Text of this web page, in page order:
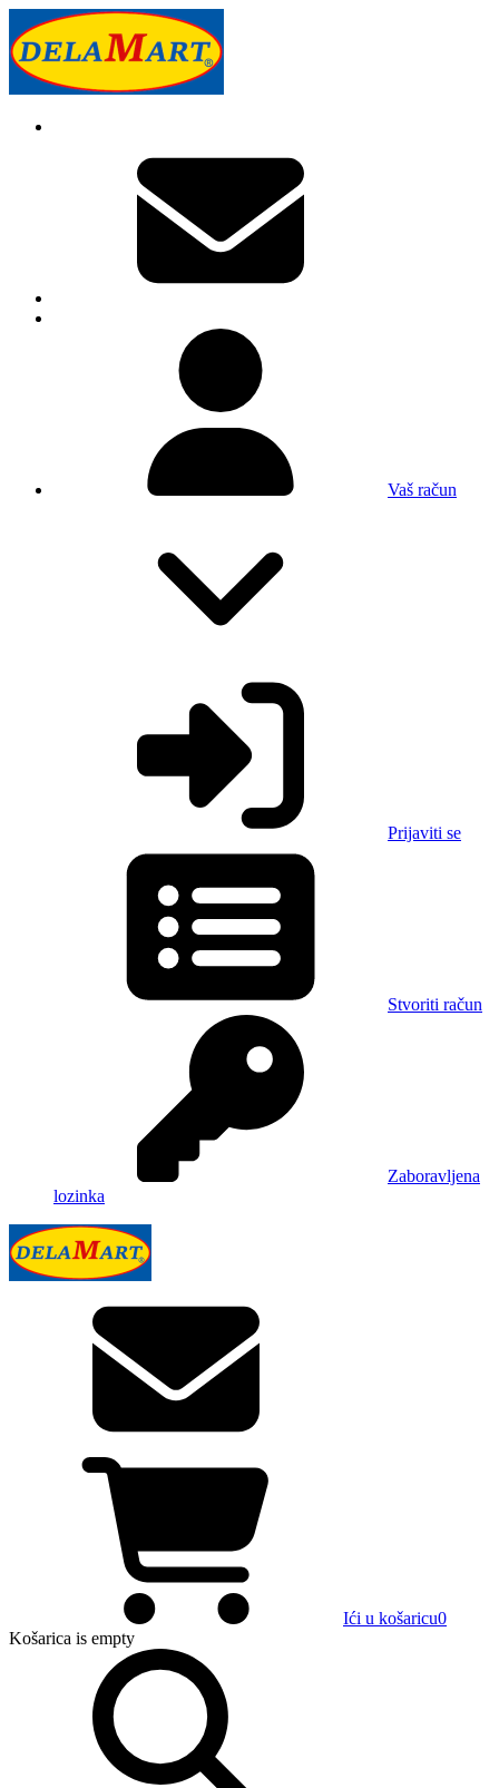
Vaš račun
Prijaviti se
Stvoriti račun
Zaboravljena
lozinka
Ići u košaricu0
Košarica is empty